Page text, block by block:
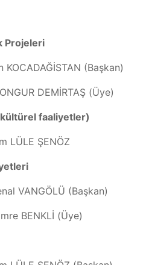
Projeleri
(Başkan)
DEMİRTAŞ (Üye)
faaliyetler)
LÜLE ŞENÖZ
VANGÖLÜ (Başkan)
BENKLİ (Üye)